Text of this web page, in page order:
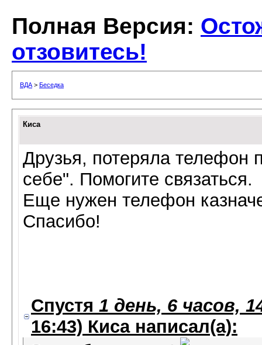
Полная Версия:
отзовитесь!
ВДА > Беседка
Киса
Друзья, потеряла телефон
себе". Помогите связаться.
Еще нужен телефон
Спасибо!
Спустя 1 день, 6 часов,
16:43) Кисанаписал(а):